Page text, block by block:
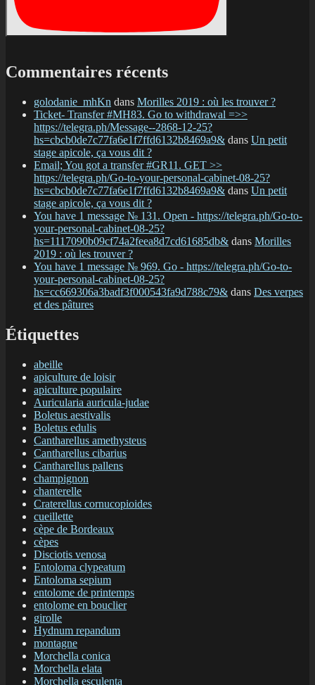
Commentaires récents
golodanie_mhKn dans Morilles 2019 : où les trouver ?
Ticket- Transfer #MH83. Go to withdrawal =>>
https://telegra.ph/Message--2868-12-25?
hs=cbcb0de7c77fa6e1f7ffd6132b8469a9& dans Un petit
stage apicole, ça vous dit ?
Email; You got a transfer #GR11. GET >>
https://telegra.ph/Go-to-your-personal-cabinet-08-25?
hs=cbcb0de7c77fa6e1f7ffd6132b8469a9& dans Un petit
stage apicole, ça vous dit ?
You have 1 message № 131. Open - https://telegra.ph/Go-to-
your-personal-cabinet-08-25?
hs=1117090b09cf74a2feea8d7cd61685db& dans Morilles
2019 : où les trouver ?
You have 1 message № 969. Go - https://telegra.ph/Go-to-
your-personal-cabinet-08-25?
hs=cc669306a3badf3f000543fa9d788c79& dans Des verpes
et des pâtures
Étiquettes
abeille
apiculture de loisir
apiculture populaire
Auricularia auricula-judae
Boletus aestivalis
Boletus edulis
Cantharellus amethysteus
Cantharellus cibarius
Cantharellus pallens
champignon
chanterelle
Craterellus cornucopioides
cueillette
cèpe de Bordeaux
cèpes
Disciotis venosa
Entoloma clypeatum
Entoloma sepium
entolome de printemps
entolome en bouclier
girolle
Hydnum repandum
montagne
Morchella conica
Morchella elata
Morchella esculenta